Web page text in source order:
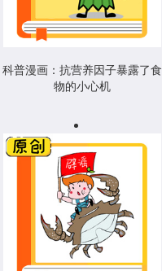
科普漫画：抗营养因子暴露了食
物的小心机